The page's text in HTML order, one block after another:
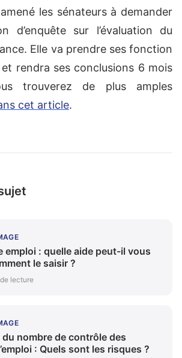
les sénateurs à demander
d’enquête sur l’évaluation du
Elle va prendre ses fonction
rendra ses conclusions 6 mois
trouverez de plus amples
cet article.
emploi : quelle aide peut-il vous
le saisir ?
lecture
nombre de contrôle des
: Quels sont les risques ?